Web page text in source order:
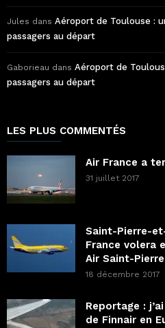
Jules dans Aéroport de Toulouse :
passagers au départ
Gaborieau dans Aéroport de
passagers au départ
LES PLUS COMMENTÉS
Air France a
31 juillet 2017
Saint-Pierre-
France volera
Air Saint-Pierre
18 décembre 2017
Reportage :
de Finnair en